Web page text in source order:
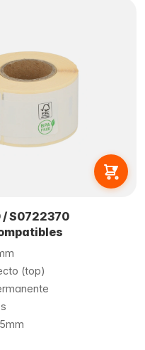
/ S0722370
(top)